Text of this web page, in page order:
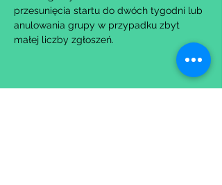
przesunięcia startu do dwóch tygodni lub
anulowania grupy w przypadku zbyt
małej liczby zgłoszeń.